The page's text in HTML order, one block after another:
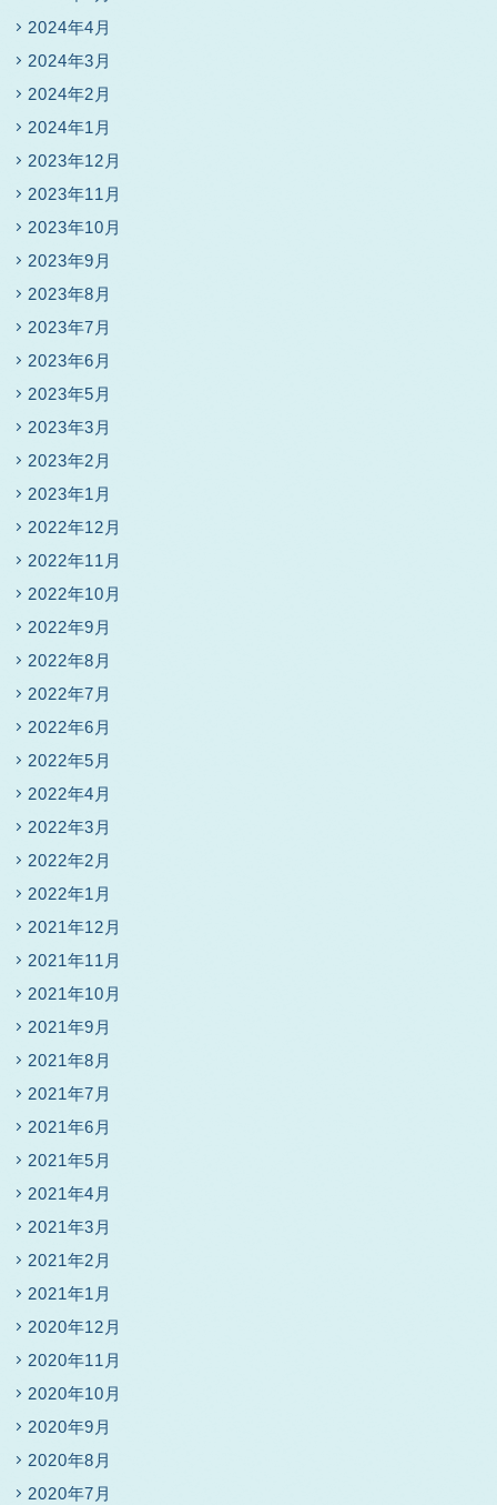
2024年4月
2024年3月
2024年2月
2024年1月
2023年12月
2023年11月
2023年10月
2023年9月
2023年8月
2023年7月
2023年6月
2023年5月
2023年3月
2023年2月
2023年1月
2022年12月
2022年11月
2022年10月
2022年9月
2022年8月
2022年7月
2022年6月
2022年5月
2022年4月
2022年3月
2022年2月
2022年1月
2021年12月
2021年11月
2021年10月
2021年9月
2021年8月
2021年7月
2021年6月
2021年5月
2021年4月
2021年3月
2021年2月
2021年1月
2020年12月
2020年11月
2020年10月
2020年9月
2020年8月
2020年7月